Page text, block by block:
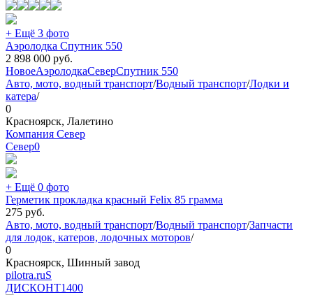
+ Ещё 3 фото
Аэролодка Спутник 550
2 898 000 руб.
НовоеАэролодкаСеверСпутник 550
Авто, мото, водный транспорт/Водный транспорт/Лодки и
катера/
0
Красноярск, Лалетино
Компания Север
Север0
+ Ещё 0 фото
Герметик прокладка красный Felix 85 грамма
275 руб.
Авто, мото, водный транспорт/Водный транспорт/Запчасти
для лодок, катеров, лодочных моторов/
0
Красноярск, Шинный завод
pilotra.ruS
ДИСКОНТ1400